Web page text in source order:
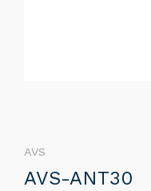
AVS
AVS-ANT30